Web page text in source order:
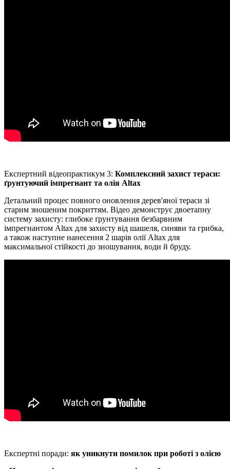
Експертний відеопрактикум 3: Комплексний захист тераси:
ґрунтуючий імпрегнант та олія Altax
Детальний процес повного оновлення дерев'яної тераси зі
старим зношеним покриттям. Відео демонструє двоетапну
систему захисту: глибоке ґрунтування безбарвним
імпрегнантом Altax для захисту від шашеля, синяви та грибка,
а також наступне нанесення 2 шарів олії Altax для
максимальної стійкості до зношування, води й бруду.
Експертні поради: як уникнути помилок при роботі з олією